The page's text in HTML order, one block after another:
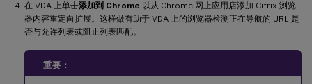
在 VDA 上单击添加到 Chrome 以从 Chrome 网上应用店添加 Citrix 浏览
器内容重定向扩展。这样做有助于 VDA 上的浏览器检测正在导航的 URL 是
否与允许列表或阻止列表匹配。
重要：